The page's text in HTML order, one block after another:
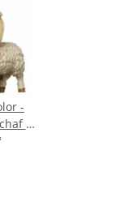
-
u.